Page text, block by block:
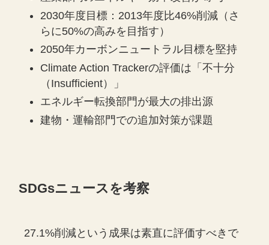
2030年度目標：2013年度比46%削減（さ
らに50%の高みを目指す）
2050年カーボンニュートラル目標を堅持
Climate Action Trackerの評価は「不十分
（Insufficient）」
エネルギー転換部門が最大の排出源
建物・運輸部門での追加対策が課題
SDGsニュースを考察
27.1%削減という成果は素直に評価すべきで